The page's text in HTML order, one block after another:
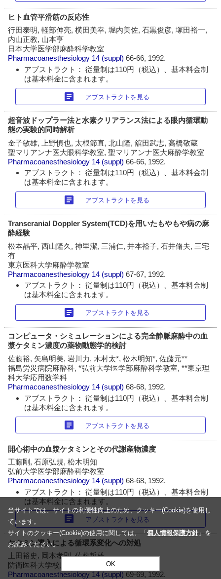
ヒト血管平滑筋の反応性
行田泰明, 軽部伸亮, 横田美幸, 堀内美佐, 石黒俊彦, 塚田裕一,
内山正教, 山本亨
日本大学医学部麻酔科学教室
Pharmacoanesthesiology 14 (suppl)66-66, 1992.
アブストラクト： 従量制は110円（税込）、基本料金制
は基本料金に含まれます。
article アブストラクトを見る
超音波ドップラー法と水素クリアランス法による眼内循環動
態の実験的同時解析
金子敏雄, 上野慎也, 太根節直, 北山隆, 舘田武志, 高橋敬蔵
聖マリアンナ医大眼科学教室, 聖マリアンナ医大麻酔学教室
Pharmacoanesthesiology 14 (suppl)66-66, 1992.
アブストラクト： 従量制は110円（税込）、基本料金制
は基本料金に含まれます。
article アブストラクトを見る
Transcranial Doppler System(TCD)を用いたもやもや病の麻
酔経験
松本晶平, 西山隆久, 神里潔, 三浦仁, 井本裕子, 石井脩夫, 三宅
有
東京医科大学麻酔学教室
Pharmacoanesthesiology 14 (suppl)67-67, 1992.
アブストラクト： 従量制は110円（税込）、基本料金制
は基本料金に含まれます。
article アブストラクトを見る
コンピュータ・シミュレーションによる完全静脈麻酔中の血
漿ケタミン濃度の薬物動態学的検討
佐藤裕, 矢島明美, 岩川力, 木村太*, 松木明知*, 佐藤元**
福島労災病院麻酔科, *弘前大学医学部麻酔科学教室, **東京理
科大学応用数学科
Pharmacoanesthesiology 14 (suppl)68-68, 1992.
アブストラクト： 従量制は110円（税込）、基本料金制
は基本料金に含まれます。
article アブストラクトを見る
開心術中の血漿ケタミンとその代謝産物濃度
工藤剛, 石原弘規, 松木明知
弘前大学医学部麻酔科学教室
Pharmacoanesthesiology 14 (suppl)68-68, 1992.
アブストラクト： 従量制は110円（税込）、基本料金制
は基本料金に含まれます。
article アブストラクトを見る
ケタミン導入による循環系変化への対処
上田裕史, 岡本孝則, 佐藤哲雄
防衛医科大学校麻酔学教室
Pharmacoanesthesiology 14 (suppl) 69-69, 1992.
当サイトでは、サイトの利便性向上のため、クッキー(Cookie)を使用し
ています。
サイトのクッキー(Cookie)の使用に関しては、「個人情報保護方針」を
お読みください。
OK